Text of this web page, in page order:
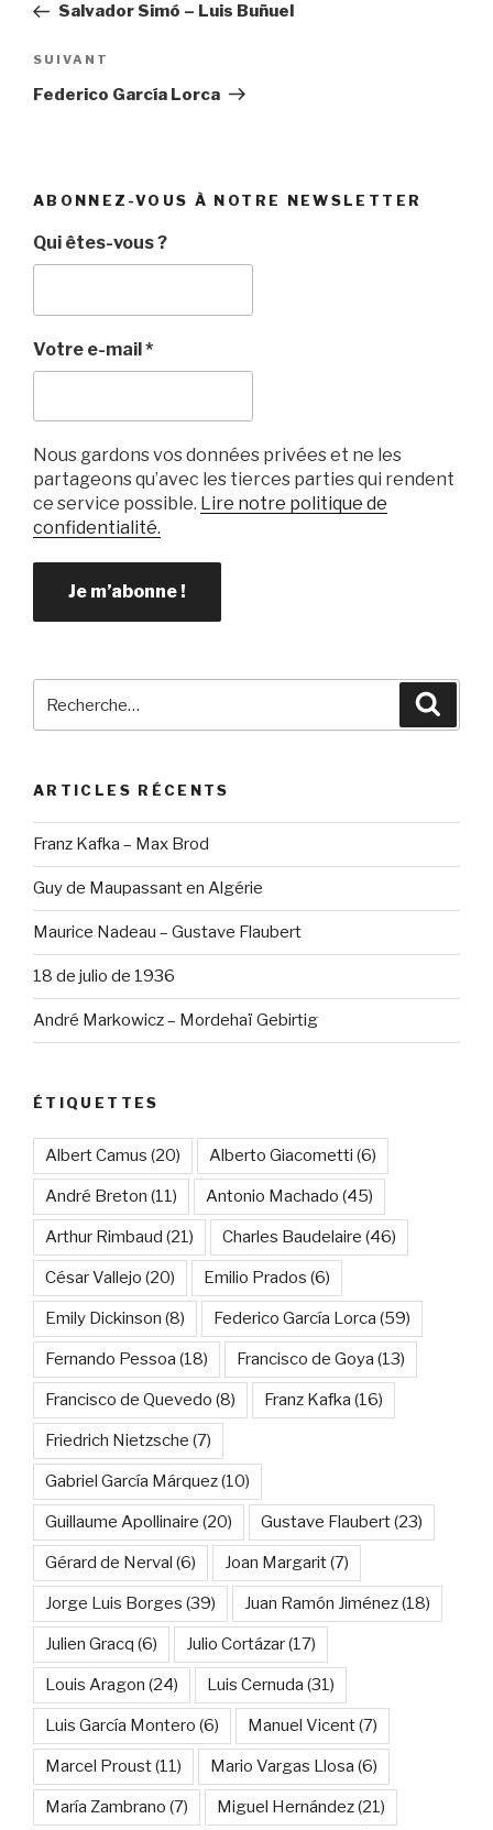
l’article
précédent
Salvador Simó – Luis Buñuel
Article
suivant
SUIVANT
Federico García Lorca
ABONNEZ-VOUS À NOTRE NEWSLETTER
Qui êtes-vous ?
Votre e-mail*
Nous gardons vos données privées et ne les
partageons qu’avec les tierces parties qui rendent
ce service possible. Lire notre politique de
confidentialité.
ARTICLES RÉCENTS
Franz Kafka – Max Brod
Guy de Maupassant en Algérie
Maurice Nadeau – Gustave Flaubert
18 de julio de 1936
André Markowicz – Mordehaï Gebirtig
ÉTIQUETTES
Albert Camus (20) Alberto Giacometti (6)
André Breton (11) Antonio Machado (45)
Arthur Rimbaud (21) Charles Baudelaire (46)
César Vallejo (20) Emilio Prados (6)
Emily Dickinson (8) Federico García Lorca (59)
Fernando Pessoa (18) Francisco de Goya (13)
Francisco de Quevedo (8) Franz Kafka (16)
Friedrich Nietzsche (7)
Gabriel García Márquez(10)
Guillaume Apollinaire (20) Gustave Flaubert(23)
Gérard de Nerval (6) Joan Margarit(7)
Jorge Luis Borges (39) Juan Ramón Jiménez(18)
Julien Gracq (6) Julio Cortázar(17)
Louis Aragon (24) Luis Cernuda (31)
Luis García Montero (6) Manuel Vicent(7)
Marcel Proust(11) Mario Vargas Llosa (6)
María Zambrano (7) Miguel Hernández(21)